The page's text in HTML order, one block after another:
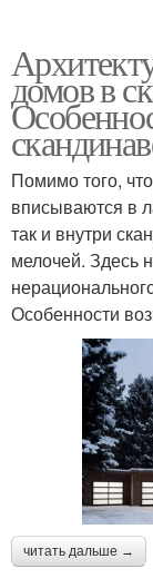
домов в
Помимо того,
вписываются в
так и внутри
мелочей. Здесь
Особенности
читать дальше →